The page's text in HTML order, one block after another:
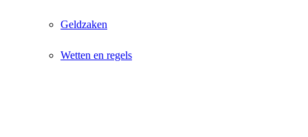
Geldzaken
Wetten en regels